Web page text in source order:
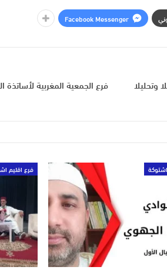
Facebook Messenger
وتحليلا فرع الجمعية المغربية لأساتذة
فرع اقليم